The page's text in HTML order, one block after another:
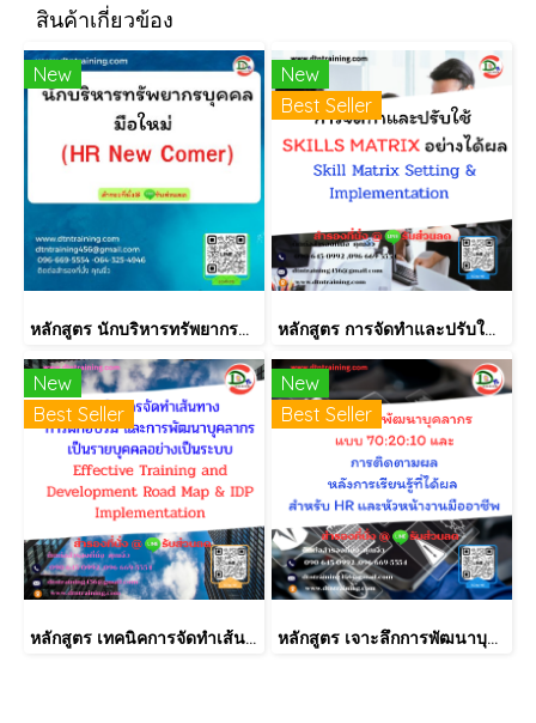
สินค้าเกี่ยวข้อง
New
หลักสูตร นักบริหารทรัพยากรบุคคลมือใหม่ (HR New Comer)
New
Best Seller
หลักสูตร การจัดทำและปรับใช้ SKILLS MATRIX อย่างได้ผล Skill Matrix Setting & Implementation
New
Best Seller
หลักสูตร เทคนิคการจัดทำเส้นทางการฝึกอบรม และการพัฒนาบุคลากร เป็นรายบุคคลอย่างเป็นระบบ Effective Training and Development Road Map & IDP Implementation
New
Best Seller
หลักสูตร เจาะลึกการพัฒนาบุคลากรแบบ 70:20:10 และการติดตามผลหลังการเรียนรู้ที่ได้ผล สำหรับ HR และหัวหน้างานมืออาชีพ